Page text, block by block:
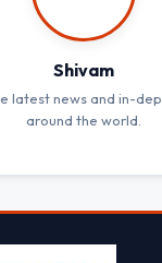
Shivam
latest news and in-
around the world.